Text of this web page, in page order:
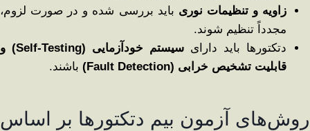
زاویه و تنظیمات نوری باید بررسی شده و در صورت لزوم،
مجدداً تنظیم شوند.
دتکتورها باید دارای سیستم خودآزمایی (Self-Testing)
و
قابلیت تشخیص خرابی (Fault Detection) باشند.
روش‌های آزمون بیم دتکتورها بر اساس